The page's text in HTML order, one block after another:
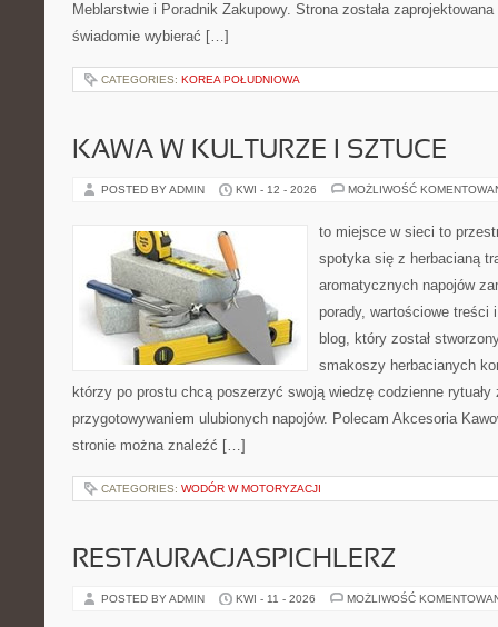
Meblarstwie i Poradnik Zakupowy. Strona została
świadomie wybierać […]
CATEGORIES: KOREA POŁUDNIOWA
KAWA W KULTURZE I SZTUCE
POSTED BY ADMIN KWI - 12 - 2026 MOŻLIWOŚĆ
to miejsce w sieci to
spotyka się z herbacianą
aromatycznych napojów
porady, wartościowe treści
blog, który został
smakoszy herbacianych
którzy po prostu chcą poszerzyć swoją wiedzę codzienne rytuały
przygotowywaniem ulubionych napojów. Polecam Akcesoria
stronie można znaleźć […]
CATEGORIES: WODÓR W MOTORYZACJI
RESTAURACJASPICHLERZ
POSTED BY ADMIN KWI - 11 - 2026 MOŻLIWOŚĆ